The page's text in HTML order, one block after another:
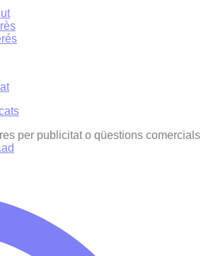
per publicitat o qüestions comercials